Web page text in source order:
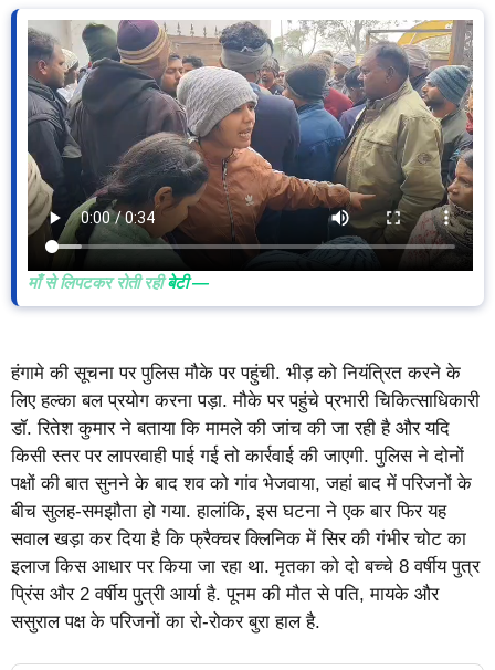
माँ से लिपटकर रोती रहीबेटी —
हंगामे की सूचना पर पुलिस मौके पर पहुंची. भीड़ को नियंत्रित करने के
लिए हल्का बल प्रयोग करना पड़ा. मौके पर पहुंचे प्रभारी चिकित्साधिकारी
डॉ. रितेश कुमार ने बताया कि मामले की जांच की जा रही है और यदि
किसी स्तर पर लापरवाही पाई गई तो कार्रवाई की जाएगी. पुलिस ने दोनों
पक्षों की बात सुनने के बाद शव को गांव भेजवाया, जहां बाद में परिजनों के
बीच सुलह-समझौता हो गया. हालांकि, इस घटना ने एक बार फिर यह
सवाल खड़ा कर दिया है कि फ्रैक्चर क्लिनिक में सिर की गंभीर चोट का
इलाज किस आधार पर किया जा रहा था. मृतका को दो बच्चे 8 वर्षीय पुत्र
प्रिंस और 2 वर्षीय पुत्री आर्या है. पूनम की मौत से पति, मायके और
ससुराल पक्ष के परिजनों का रो-रोकर बुरा हाल है.